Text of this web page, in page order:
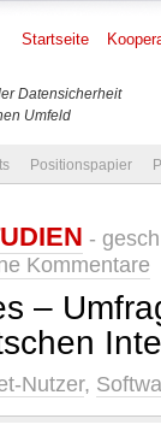
Datensicherheit
Umfeld
Startseite
Positionspapier
-
Kommentare
–
Nutzer,